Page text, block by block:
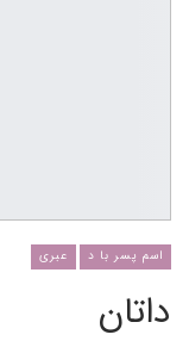
اسم پسر با د عبری
داتان